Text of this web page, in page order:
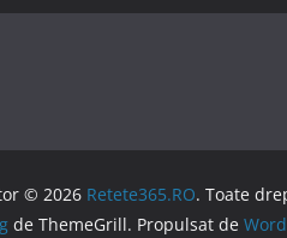
© 2026 Retete365.RO. Toate
de ThemeGrill. Propulsat de